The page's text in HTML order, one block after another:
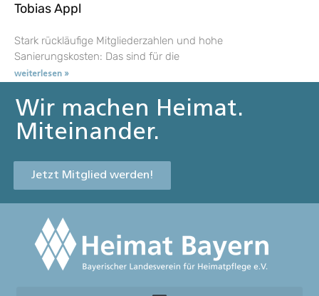
Tobias Appl
Stark rückläufige Mitgliederzahlen und hohe
Sanierungskosten: Das sind für die
weiterlesen »
Wir machen Heimat.
Miteinander.
Jetzt Mitglied werden!